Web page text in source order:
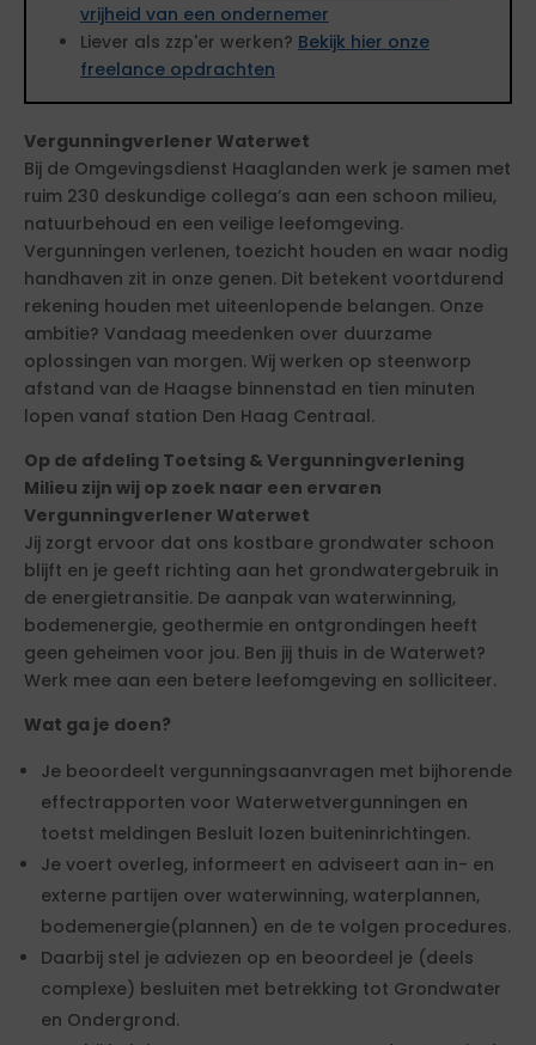
vrijheid van een ondernemer
Liever als zzp'er werken? Bekijk hier onze
freelance opdrachten
Vergunningverlener Waterwet
Bij de Omgevingsdienst Haaglanden werk je samen met
ruim 230 deskundige collega’s aan een schoon milieu,
natuurbehoud en een veilige leefomgeving.
Vergunningen verlenen, toezicht houden en waar nodig
handhaven zit in onze genen. Dit betekent voortdurend
rekening houden met uiteenlopende belangen. Onze
ambitie? Vandaag meedenken over duurzame
oplossingen van morgen. Wij werken op steenworp
afstand van de Haagse binnenstad en tien minuten
lopen vanaf station Den Haag Centraal.
Op de afdeling Toetsing & Vergunningverlening
Milieu zijn wij op zoek naar een ervaren
Vergunningverlener Waterwet
Jij zorgt ervoor dat ons kostbare grondwater schoon
blijft en je geeft richting aan het grondwatergebruik in
de energietransitie. De aanpak van waterwinning,
bodemenergie, geothermie en ontgrondingen heeft
geen geheimen voor jou. Ben jij thuis in de Waterwet?
Werk mee aan een betere leefomgeving en solliciteer.
Wat ga je doen?
Je beoordeelt vergunningsaanvragen met bijhorende
effectrapporten voor Waterwetvergunningen en
toetst meldingen Besluit lozen buiteninrichtingen.
Je voert overleg, informeert en adviseert aan in- en
externe partijen over waterwinning, waterplannen,
bodemenergie(plannen) en de te volgen procedures.
Daarbij stel je adviezen op en beoordeel je (deels
complexe) besluiten met betrekking tot Grondwater
en Ondergrond.